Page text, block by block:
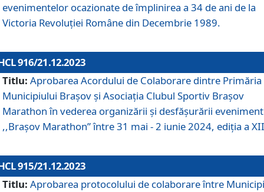
evenimentelor ocazionate de împlinirea a 34 de ani de la
Victoria Revoluţiei Române din Decembrie 1989.
916/21.12.2023
Titlu: Aprobarea Acordului de Colaborare dintre Primăria
Municipiului Brașov și Asociația Clubul Sportiv Brașov
Marathon în vederea organizării și desfășurării
,,Brașov Marathon” între 31 mai - 2 iunie 2024, ediția a
915/21.12.2023
Titlu: Aprobarea protocolului de colaborare între